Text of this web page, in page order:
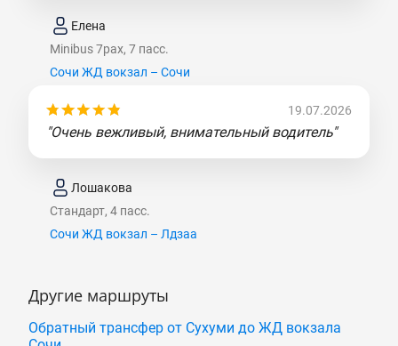
Елена
Minibus 7pax, 7 пасс.
Сочи ЖД вокзал – Сочи
19.07.2026
"Очень вежливый, внимательный водитель"
Лошакова
Стандарт, 4 пасс.
Сочи ЖД вокзал – Лдзаа
Другие маршруты
Обратный трансфер от Сухуми до ЖД вокзала